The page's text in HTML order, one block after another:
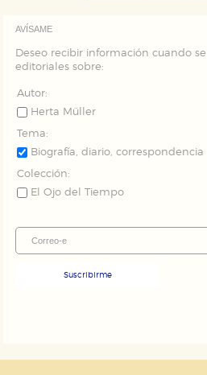
AVÍSAME
Deseo recibir información cuando
editoriales sobre:
Autor:
Herta Müller
Tema:
Biografía, diario, correspondencia
Colección:
El Ojo del Tiempo
Suscribirme